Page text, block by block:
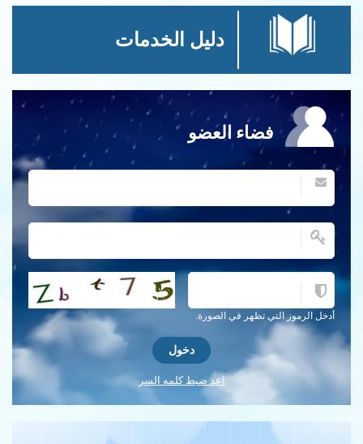
دليل الخدمات
فضاء العضو
أدخل الرموز التي تظهر في الصورة.
احصل على كلمة التحقق جديدة!
اعد ضبط كلمه السر